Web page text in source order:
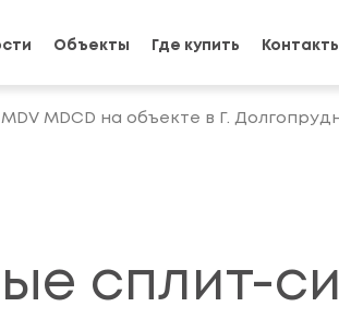
Объекты Где купить
MDCD на объекте в Г.
сплит-